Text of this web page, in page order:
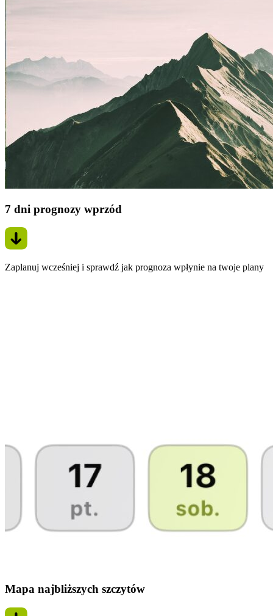
7 dni prognozy wprzód
Zaplanuj wcześniej i sprawdź jak prognoza wpłynie na twoje plany
Mapa najbliższych szczytów